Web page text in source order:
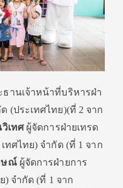
ธานเจ้าหน้าที่บริหารฝ่า
ด (ประเทศไทย)(ที่ 2 จาก
เทศ ผู้จัดการฝ่ายเทรด
ทศไทย) จำกัด(ที่ 1 จาก
ษณ์ ผู้จัดการฝ่ายการ
) จำกัด (ที่ 1 จาก